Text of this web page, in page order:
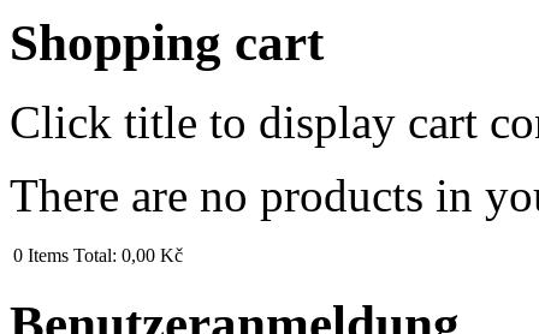
Shopping cart
Click title to display cart
There are no products in
0 Items Total: 0,00 Kč